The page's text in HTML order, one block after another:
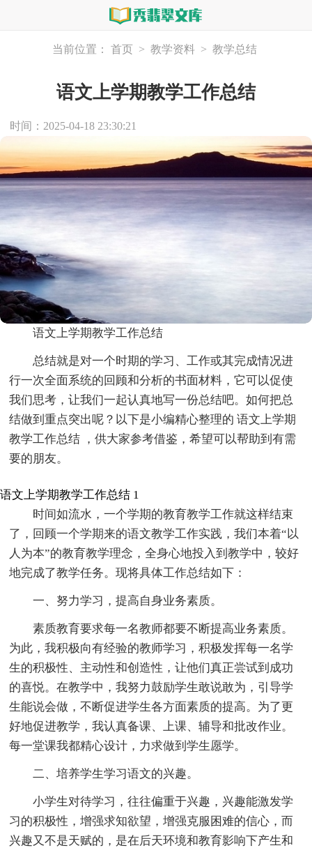
当前位置： 首页 > 教学资料 > 教学总结
语文上学期教学工作总结
时间：2025-04-18 23:30:21
语文上学期教学工作总结
总结就是对一个时期的学习、工作或其完成情况进
行一次全面系统的回顾和分析的书面材料，它可以促使
我们思考，让我们一起认真地写一份总结吧。如何把总
结做到重点突出呢？以下是小编精心整理的 语文上学期
教学工作总结 ，供大家参考借鉴，希望可以帮助到有需
要的朋友。
语文上学期教学工作总结 1
时间如流水，一个学期的教育教学工作就这样结束
了，回顾一个学期来的语文教学工作实践，我们本着“以
人为本”的教育教学理念，全身心地投入到教学中，较好
地完成了教学任务。现将具体工作总结如下：
一、努力学习，提高自身业务素质。
素质教育要求每一名教师都要不断提高业务素质。
为此，我积极向有经验的教师学习，积极发挥每一名学
生的积极性、主动性和创造性，让他们真正尝试到成功
的喜悦。在教学中，我努力鼓励学生敢说敢为，引导学
生能说会做，不断促进学生各方面素质的提高。为了更
好地促进教学，我认真备课、上课、辅导和批改作业。
每一堂课我都精心设计，力求做到学生愿学。
二、培养学生学习语文的兴趣。
小学生对待学习，往往偏重于兴趣，兴趣能激发学
习的积极性，增强求知欲望，增强克服困难的信心，而
兴趣又不是天赋的，是在后天环境和教育影响下产生和